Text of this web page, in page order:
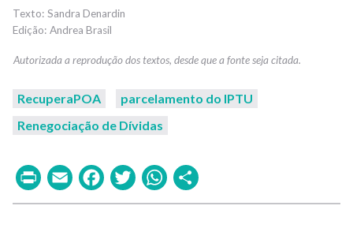
Sandra Denardin
Andrea Brasil
RecuperaPOA
parcelamento do IPTU
Renegociação de Dívidas
PrintEmailFacebook
TwitterWhatsApp